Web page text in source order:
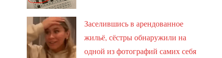
Заселившись в арендованное
жильё, сёстры обнаружили на
одной из фотографий самих себя